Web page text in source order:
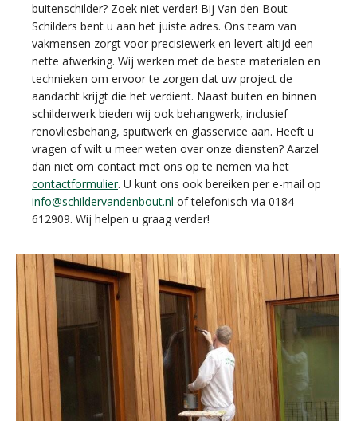
buitenschilder? Zoek niet verder! Bij Van den Bout
Schilders bent u aan het juiste adres. Ons team van
vakmensen zorgt voor precisiewerk en levert altijd een
nette afwerking. Wij werken met de beste materialen en
technieken om ervoor te zorgen dat uw project de
aandacht krijgt die het verdient. Naast buiten en binnen
schilderwerk bieden wij ook behangwerk, inclusief
renovliesbehang, spuitwerk en glasservice aan. Heeft u
vragen of wilt u meer weten over onze diensten? Aarzel
dan niet om contact met ons op te nemen via het
contactformulier. U kunt ons ook bereiken per e-mail op
info@schildervandenbout.nl of telefonisch via 0184 –
612909. Wij helpen u graag verder!